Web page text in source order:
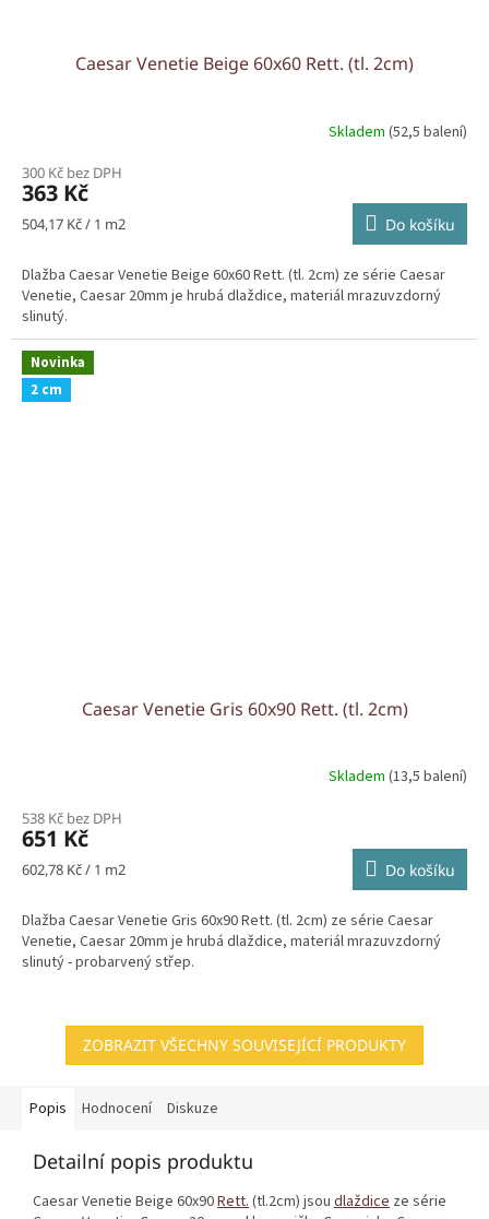
Caesar Venetie Beige 60x60 Rett. (tl. 2cm)
Skladem (52,5 balení)
300 Kč bez DPH
363 Kč
Měrná
504,17 Kč / 1 m2 Do košíku
Dlažba Caesar Venetie Beige 60x60 Rett. (tl. 2cm) ze série Caesar
Venetie, Caesar 20mm je hrubá dlaždice, materiál mrazuvzdorný
slinutý.
Novinka
2 cm
Caesar Venetie Gris 60x90 Rett. (tl. 2cm)
Skladem (13,5 balení)
538 Kč bez DPH
651 Kč
Měrná
602,78 Kč / 1 m2 Do košíku
Dlažba Caesar Venetie Gris 60x90 Rett. (tl. 2cm) ze série Caesar
Venetie, Caesar 20mm je hrubá dlaždice, materiál mrazuvzdorný
slinutý - probarvený střep.
ZOBRAZIT VŠECHNY SOUVISEJÍCÍ PRODUKTY
Popis Hodnocení Diskuze
Detailní popis produktu
Caesar Venetie Beige 60x90Rett. (tl.2cm) jsou dlaždice ze série